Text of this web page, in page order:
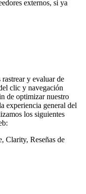
externos, si ya
y evaluar de
clic y navegación
de optimizar nuestro
experiencia general del
los siguientes
Clarity, Reseñas de